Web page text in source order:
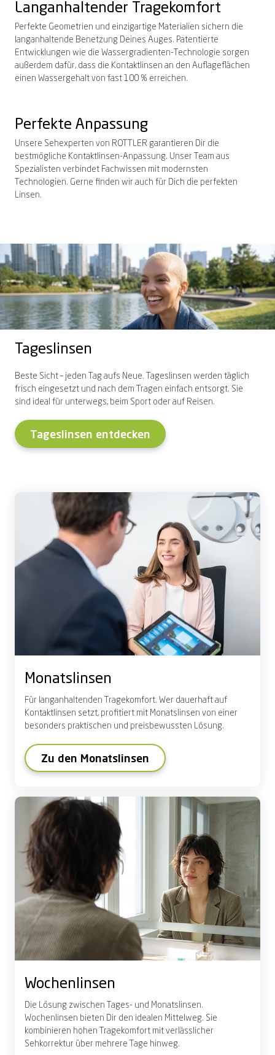
Langanhaltender Tragekomfort
Perfekte Geometrien und einzigartige Materialien sichern die
langanhaltende Benetzung Deines Auges. Patentierte
Entwicklungen wie die Wassergradienten-Technologie sorgen
außerdem dafür, dass die Kontaktlinsen an den Auflageflächen
einen Wassergehalt von fast 100 % erreichen.
Perfekte Anpassung
Unsere Sehexperten von ROTTLER garantieren Dir die
bestmögliche Kontaktlinsen-Anpassung. Unser Team aus
Spezialisten verbindet Fachwissen mit modernsten
Technologien. Gerne finden wir auch für Dich die perfekten
Linsen.
Tageslinsen
Beste Sicht – jeden Tag aufs Neue.
Tageslinsen werden täglich
frisch eingesetzt und nach dem Tragen einfach entsorgt. Sie
sind ideal für unterwegs, beim Sport oder auf Reisen.
Tageslinsen entdecken
Monatslinsen
Für l anganhaltenden Tragekomfort. Wer dauerhaft auf
Kontaktlinsen setzt, profitiert mit Monatslinsen von einer
besonders praktischen und preisbewussten Lösung.
Zu den Monatslinsen
Wochenlinsen
Die Lösung zwischen Tages- und Monatslinsen.
Wochenlinsen bieten Dir den idealen Mittelweg. Sie
kombinieren hohen Tragekomfort mit verlässlicher
Sehkorrektur über mehrere Tage hinweg.